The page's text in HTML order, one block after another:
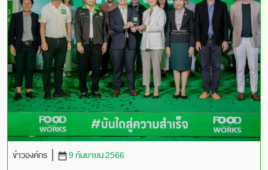
ข่าวองค์กร 9 กันยายน 2566